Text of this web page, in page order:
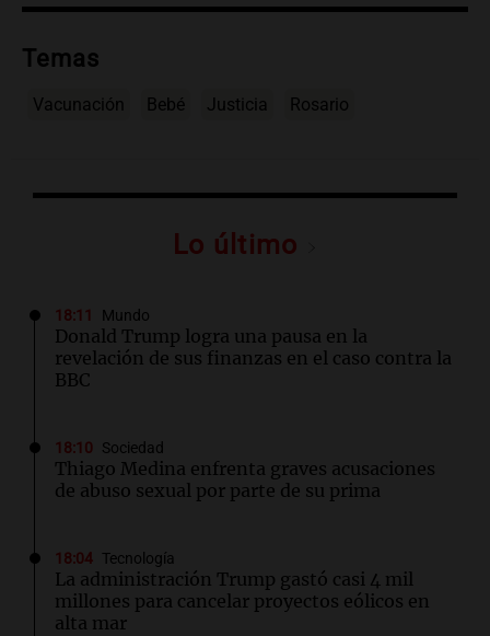
Temas
Vacunación Bebé Justicia Rosario
Lo último
18:11 Mundo
Donald Trump logra una pausa en la
revelación de sus finanzas en el caso contra la
BBC
18:10 Sociedad
Thiago Medina enfrenta graves acusaciones
de abuso sexual por parte de su prima
18:04 Tecnología
La administración Trump gastó casi 4 mil
millones para cancelar proyectos eólicos en
alta mar